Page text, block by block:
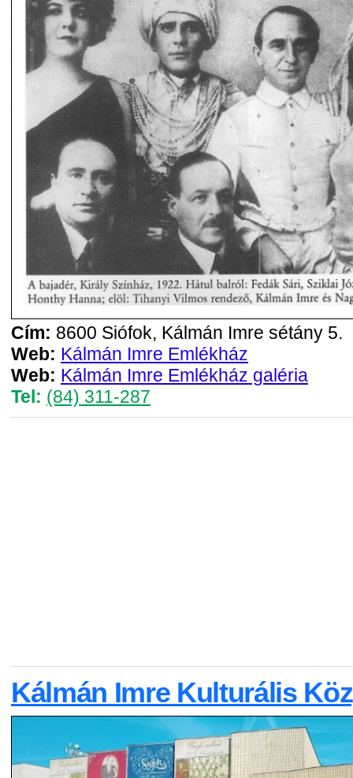
Cím: 8600 Siófok, Kálmán Imre sétány 5.
Web: Kálmán Imre Emlékház
Web: Kálmán Imre Emlékház galéria
Tel: (84) 311-287
Kálmán Imre Kulturális